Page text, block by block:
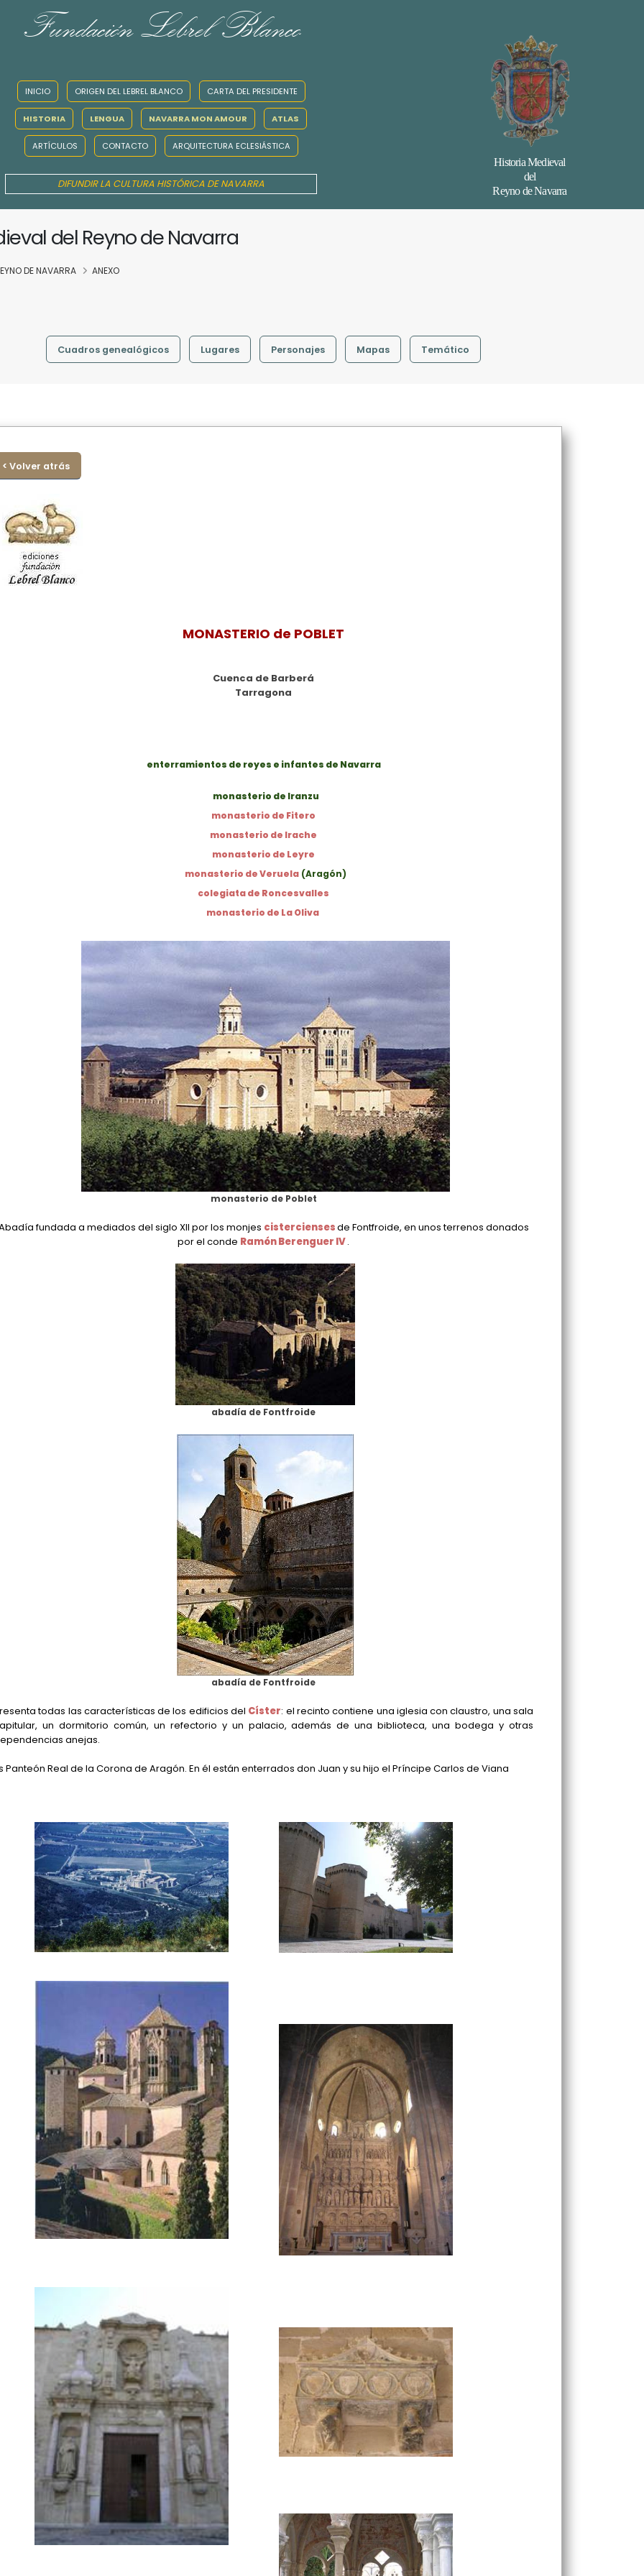
Fundación Lebrel Blanco
INICIO ORIGEN DEL LEBREL BLANCO CARTA DEL PRESIDENTE
HISTORIA LENGUA NAVARRA MON AMOUR ATLAS
ARTÍCULOS CONTACTO ARQUITECTURA ECLESIÁSTICA
DIFUNDIR LA CULTURA HISTÓRICA DE NAVARRA
Historia Medieval
del
Reyno de Navarra
del Reyno de Navarra
DE NAVARRA ANEXO
Cuadros genealógicos Lugares Personajes Mapas Temático
< Volver atrás
MONASTERIO de POBLET
Cuenca de Barberá
Tarragona
enterramientos de reyes e infantes de Navarra
monasterio de Iranzu
monasterio de Fitero
monasterio de Irache
monasterio de Leyre
monasterio de Veruela (Aragón)
colegiata de Roncesvalles
monasterio de La Oliva
monasterio de Poblet
fundada a mediados del siglo XII por los monjes cisterciensesde Fontfroide, en unos terrenos donados
por el conde Ramón Berenguer IV.
abadía de Fontfroide
abadía de Fontfroide
todas las características de los edificios del Císter: el recinto contiene una iglesia con claustro, una sala
un dormitorio común, un refectorio y un palacio, además de una biblioteca, una bodega y otras
anejas.
Panteón Real de la Corona de Aragón. En él están enterrados don Juan y su hijo el Príncipe Carlos de Viana